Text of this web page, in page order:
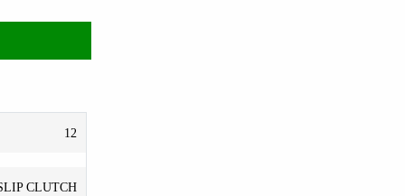
12
CLUTCH